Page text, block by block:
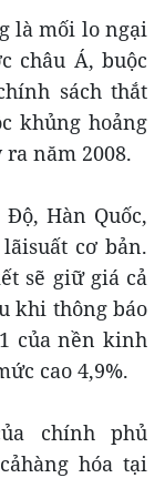
là mối lo ngại
châu Á, buộc
sách thắt
khủng hoảng
năm 2008.
Hàn Quốc,
cơ bản.
sẽ giữ giá cả
khi thông báo
của nền kinh
cao 4,9%.
chính phủ
hóa tại